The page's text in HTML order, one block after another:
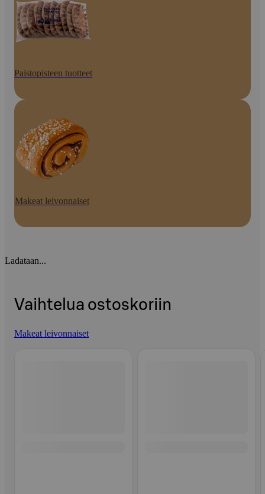
Paistopisteen tuotteet
Makeat leivonnaiset
Ladataan...
Vaihtelua ostoskoriin
Makeat leivonnaiset